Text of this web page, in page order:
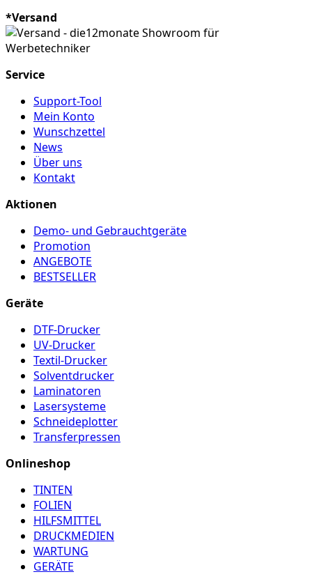
*Versand
Service
Support-Tool
Mein Konto
Wunschzettel
News
Über uns
Kontakt
Aktionen
Demo- und Gebrauchtgeräte
Promotion
ANGEBOTE
BESTSELLER
Geräte
DTF-Drucker
UV-Drucker
Textil-Drucker
Solventdrucker
Laminatoren
Lasersysteme
Schneideplotter
Transferpressen
Onlineshop
TINTEN
FOLIEN
HILFSMITTEL
DRUCKMEDIEN
WARTUNG
GERÄTE